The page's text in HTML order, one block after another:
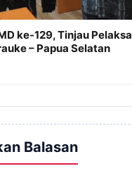
ke-129, Tinjau
– Papua Selatan
Balasan